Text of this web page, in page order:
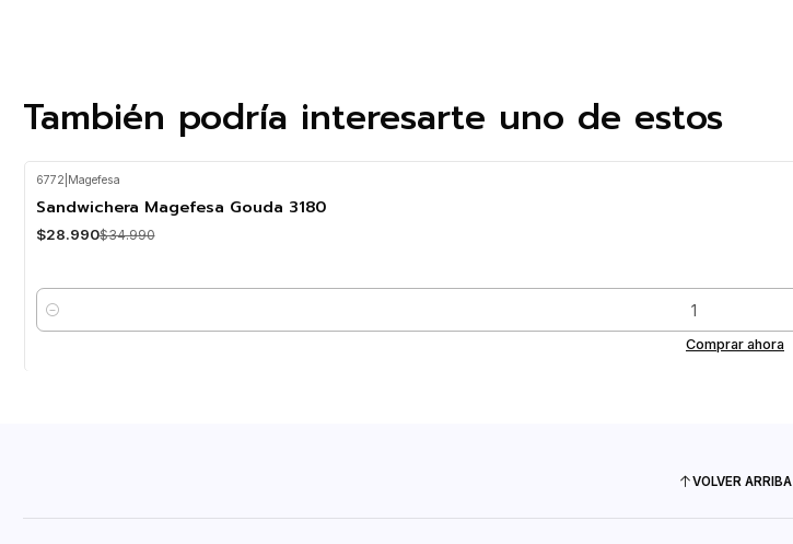
También podría interesarte uno de estos
-17%OFF
6772 Magefesa
Sandwichera Magefesa Gouda 3180
$28.990$34.990
Cantidad
Comprar ahora
VOLVER ARRIBA